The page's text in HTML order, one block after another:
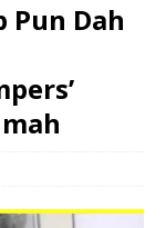
Pun Dah